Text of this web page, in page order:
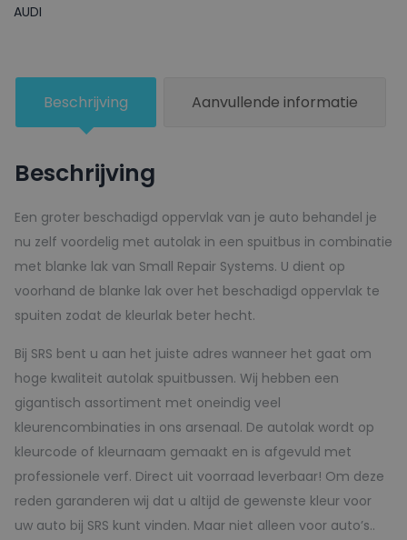
lak
MARS
-
aantal
AUDI
Beschrijving Aanvullende informatie
Beschrijving
Een groter beschadigd oppervlak van je auto behandel je
nu zelf voordelig met autolak in een spuitbus in combinatie
met blanke lak van Small Repair Systems. U dient op
voorhand de blanke lak over het beschadigd oppervlak te
spuiten zodat de kleurlak beter hecht.
Bij SRS bent u aan het juiste adres wanneer het gaat om
hoge kwaliteit autolak spuitbussen. Wij hebben een
gigantisch assortiment met oneindig veel
kleurencombinaties in ons arsenaal. De autolak wordt op
kleurcode of kleurnaam gemaakt en is afgevuld met
professionele verf. Direct uit voorraad leverbaar! Om deze
reden garanderen wij dat u altijd de gewenste kleur voor
uw auto bij SRS kunt vinden. Maar niet alleen voor auto’s..